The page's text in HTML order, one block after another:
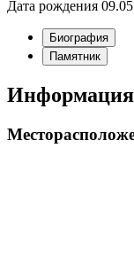
Дата рождения
Биография
Памятник
Информация